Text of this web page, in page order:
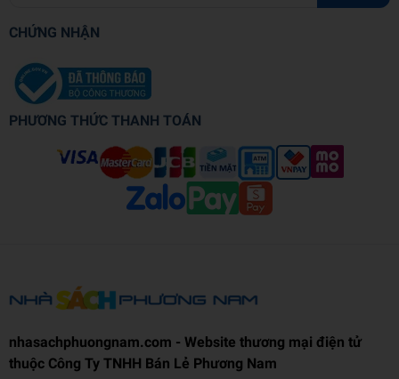
CHỨNG NHẬN
PHƯƠNG THỨC THANH TOÁN
nhasachphuongnam.com - Website thương mại điện tử
thuộc Công Ty TNHH Bán Lẻ Phương Nam